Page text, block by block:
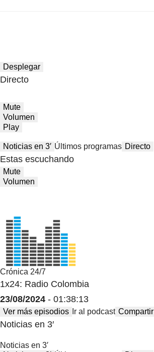
Desplegar
Directo
Mute
Volumen
Play
Noticias en 3′ Últimos programas Directo
Estas escuchando
Mute
Volumen
Crónica 24/7
1x24: Radio Colombia
23/08/2024 - 01:38:13
Ver más episodios Ir al podcast Compartir
Noticias en 3′
Noticias en 3′